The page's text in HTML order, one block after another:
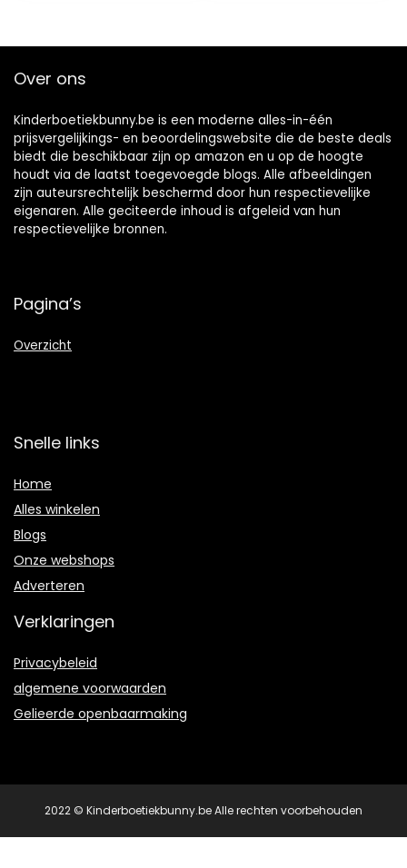
Over ons
Kinderboetiekbunny.be is een moderne alles-in-één
prijsvergelijkings- en beoordelingswebsite die de beste deals
biedt die beschikbaar zijn op amazon en u op de hoogte
houdt via de laatst toegevoegde blogs. Alle afbeeldingen
zijn auteursrechtelijk beschermd door hun respectievelijke
eigenaren. Alle geciteerde inhoud is afgeleid van hun
respectievelijke bronnen.
Pagina’s
Overzicht
Snelle links
Home
Alles winkelen
Blogs
Onze webshops
Adverteren
Verklaringen
Privacybeleid
algemene voorwaarden
Gelieerde openbaarmaking
2022 © Kinderboetiekbunny.be Alle rechten voorbehouden